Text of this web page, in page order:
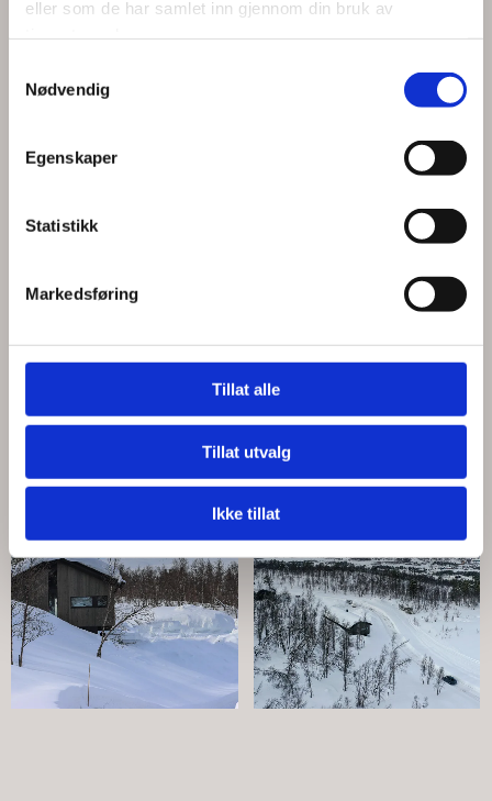
eller som de har samlet inn gjennom din bruk av
Nødvendig
Egenskaper
Statistikk
Markedsføring
Tillat alle
Tillat utvalg
Ikke tillat